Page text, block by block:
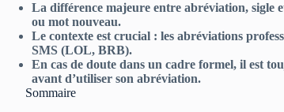
La différence majeure entre abréviation, sigle
ou mot nouveau.
Le contexte est crucial : les abréviations
SMS (LOL, BRB).
En cas de doute dans un cadre formel, il est
avant d’utiliser son abréviation.
Sommaire